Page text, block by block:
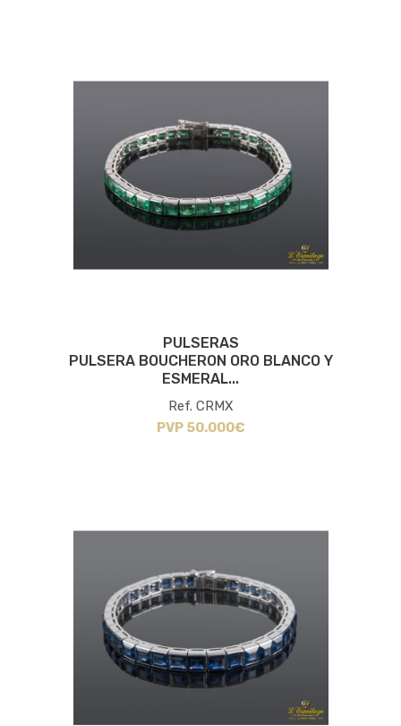
PULSERAS
PULSERA BOUCHERON ORO BLANCO Y
ESMERAL...
Ref. CRMX
PVP 50.000€